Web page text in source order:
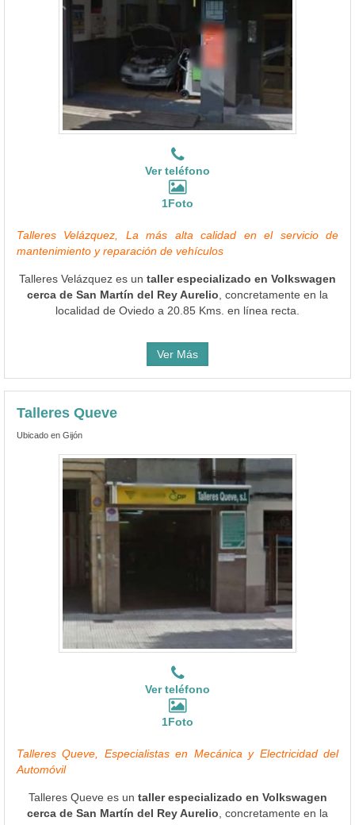
Ver teléfono
1Foto
Talleres Velázquez, La más alta calidad en el servicio de
mantenimiento y reparación de vehículos
Talleres Velázquez es un taller especializado en Volkswagen
cerca de San Martín del Rey Aurelio , concretamente en la
localidad de Oviedo a 20.85 Kms. en línea recta.
Ver Más
Talleres Queve
Ubicado en Gijón
Ver teléfono
1Foto
Talleres Queve, Especialistas en Mecánica y Electricidad del
Automóvil
Talleres Queve es un taller especializado en Volkswagen
cerca de San Martín del Rey Aurelio , concretamente en la